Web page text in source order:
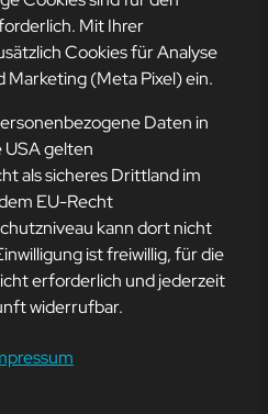
webstyle oHG
Regitz-Straße 40
Neunkirchen
kontakt@mission-webstyle.de
Uns
Mit Ihrer
Cookies für Analyse
Marketing (Meta Pixel) ein.
Daten in
USA gelten
als sicheres Drittland im
EU-Recht
kann dort nicht
ist freiwillig, für die
erforderlich und jederzeit
widerrufbar.